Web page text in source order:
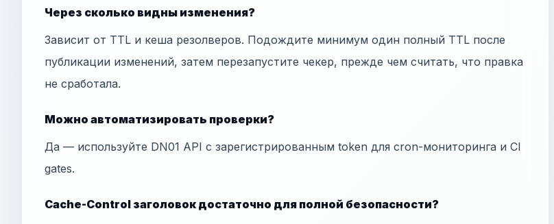
Через сколько видны изменения?
Зависит от TTL и кеша резолверов. Подождите минимум один полный TTL после
публикации изменений, затем перезапустите чекер, прежде чем считать, что правка
не сработала.
Можно автоматизировать проверки?
Да — используйте DN01 API с зарегистрированным token для cron-мониторинга и CI
gates.
Cache-Control заголовок достаточно для полной безопасности?